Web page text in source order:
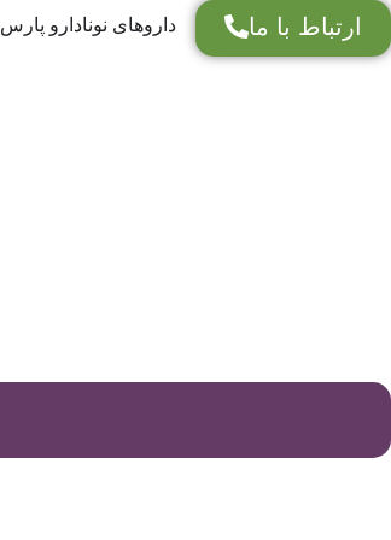
ارتباط با ما داروهای نونادارو پارس